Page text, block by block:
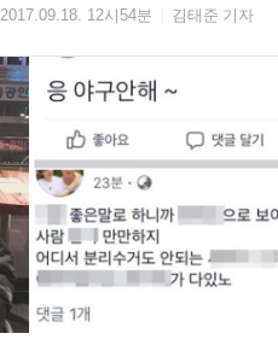
2017.09.18. 12시54분 김태준 기자